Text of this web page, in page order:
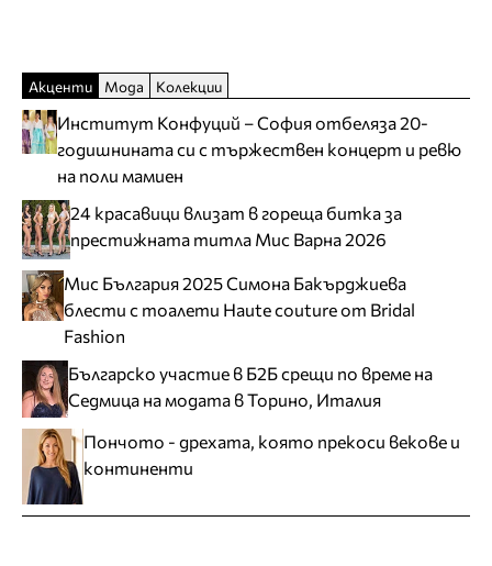
Акценти Мода Колекции
Институт Конфуций – София отбеляза 20-
годишнината си с тържествен концерт и ревю
на поли мамиен
24 красавици влизат в гореща битка за
престижната титла Мис Варна 2026
Мис България 2025 Симона Бакърджиева
блести с тоалети Haute couture от Bridal
Fashion
Българско участие в Б2Б срещи по време на
Седмица на модата в Торино, Италия
Пончото - дрехата, която прекоси векове и
континенти